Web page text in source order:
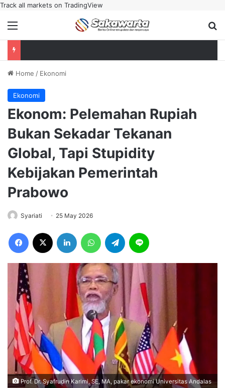
Track all markets on TradingView
Menu
Home / Ekonomi
Ekonomi
Ekonom: Pelemahan Rupiah
Bukan Sekadar Tekanan
Global, Tapi Stupidity
Kebijakan Pemerintah
Prabowo
Syariati 25 May 2026
Facebook LinkedIn WhatsAppTelegram
Prof. Dr. Syafrudin Karimi, SE, MA, pakar ekonomi Universitas Andalas